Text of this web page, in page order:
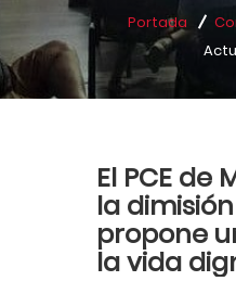
Portada
El PCE de
la
propone
la vida